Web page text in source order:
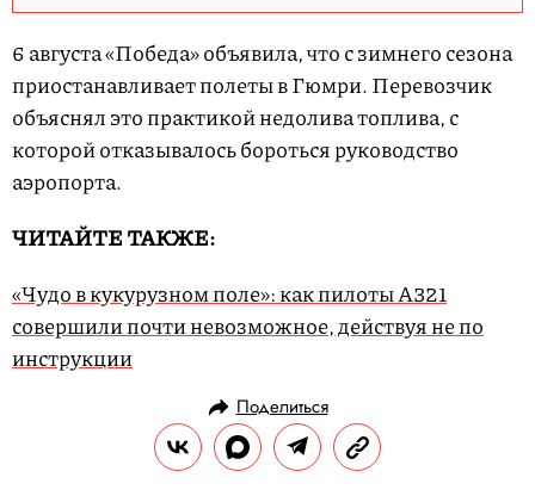
6 августа «Победа» объявила, что с зимнего сезона
приостанавливает полеты в Гюмри. Перевозчик
объяснял это практикой недолива топлива, с
которой отказывалось бороться руководство
аэропорта.
ЧИТАЙТЕ ТАКЖЕ:
«Чудо в кукурузном поле»: как пилоты A321
совершили почти невозможное, действуя не по
инструкции
Поделиться